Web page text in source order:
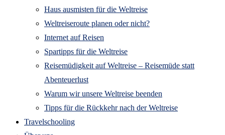
Haus ausmisten für die Weltreise
Weltreiseroute planen oder nicht?
Internet auf Reisen
Spartipps für die Weltreise
Reisemüdigkeit auf Weltreise – Reisemüde statt
Abenteuerlust
Warum wir unsere Weltreise beenden
Tipps für die Rückkehr nach der Weltreise
Travelschooling